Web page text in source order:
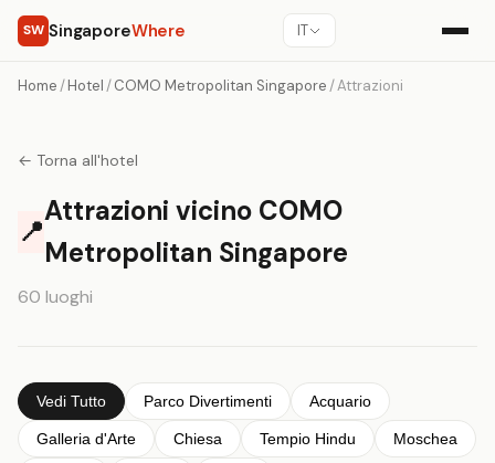
SW SingaporeWhere IT
Home /Hotel /COMO Metropolitan Singapore /Attrazioni
← Torna all'hotel
📍
Attrazioni vicino COMO
Metropolitan Singapore
60 luoghi
Vedi Tutto Parco Divertimenti Acquario
Galleria d'Arte Chiesa Tempio Hindu Moschea